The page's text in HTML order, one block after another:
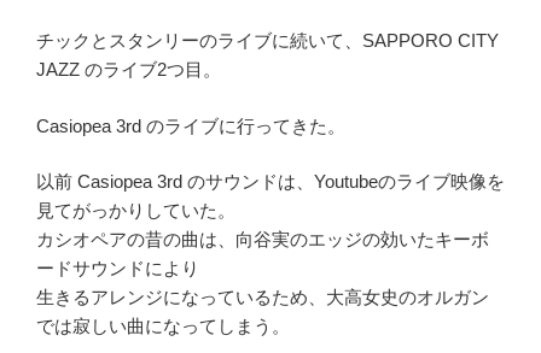
チックとスタンリーのライブに続いて、SAPPORO CITY
JAZZ のライブ2つ目。
Casiopea 3rd のライブに行ってきた。
以前 Casiopea 3rd のサウンドは、Youtubeのライブ映像を
見てがっかりしていた。
カシオペアの昔の曲は、向谷実のエッジの効いたキーボ
ードサウンドにより
生きるアレンジになっているため、大高女史のオルガン
では寂しい曲になってしまう。